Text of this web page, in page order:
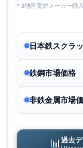
* 3地区電炉メーカー購
日本鉄スクラ
鉄鋼市場価格
非鉄金属市場
📊過去